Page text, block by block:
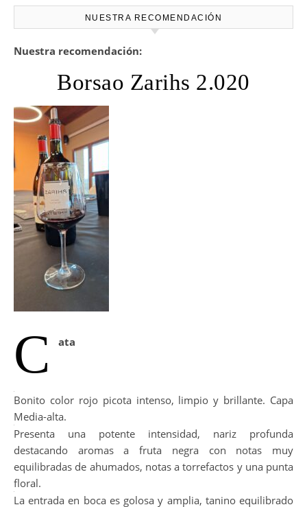
NUESTRA RECOMENDACIÓN
Nuestra recomendación:
Borsao Zarihs 2.020
C ata
Bonito color rojo picota intenso, limpio y brillante. Capa
Media-alta.
Presenta una potente intensidad, nariz profunda
destacando aromas a fruta negra con notas muy
equilibradas de ahumados, notas a torrefactos y una punta
floral.
La entrada en boca es golosa y amplia, tanino equilibrado